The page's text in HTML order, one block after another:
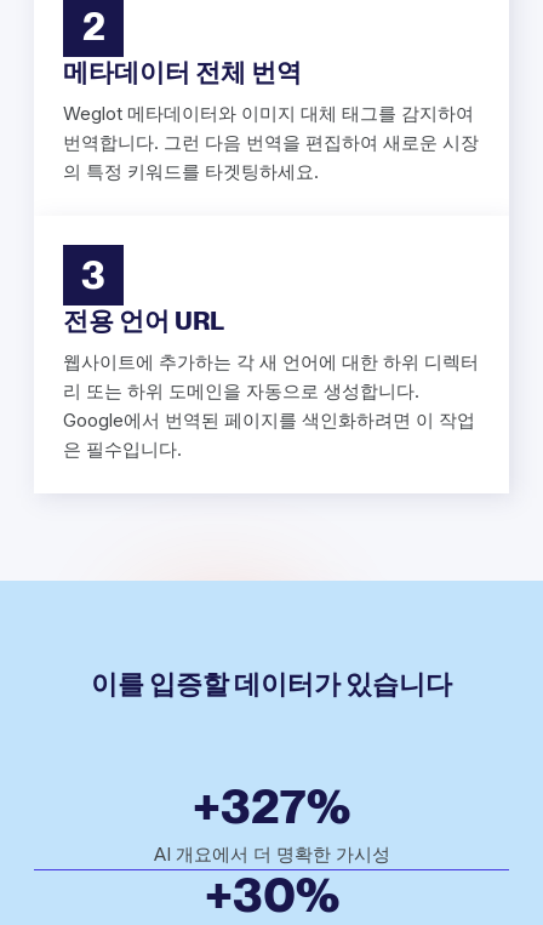
2
메타데이터 전체 번역
Weglot 메타데이터와 이미지 대체 태그를 감지하여
번역합니다. 그런 다음 번역을 편집하여 새로운 시장
의 특정 키워드를 타겟팅하세요.
3
전용 언어 URL
웹사이트에 추가하는 각 새 언어에 대한 하위 디렉터
리 또는 하위 도메인을 자동으로 생성합니다.
Google에서 번역된 페이지를 색인화하려면 이 작업
은 필수입니다.
이를 입증할 데이터가 있습니다
+327%
AI 개요에서 더 명확한 가시성
+30%